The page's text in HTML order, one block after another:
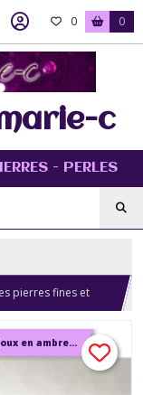
0 0
c
- PERLES
pierres fines et
Collection élégante, tendance, moderne, de bijoux en ambre, pierre, perles.